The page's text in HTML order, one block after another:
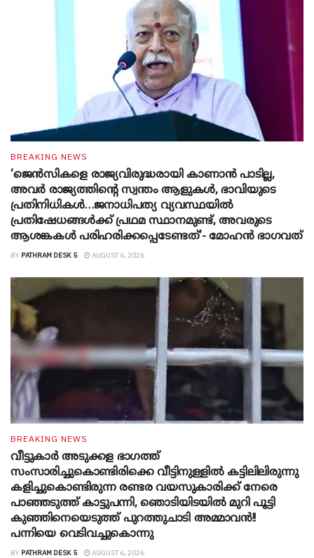
BREAKING NEWS
‘ജെൻസികളെ രാജ്യവിരുദ്ധരായി കാണാൻ പാടില്ല,
അവർ രാജ്യത്തിന്റെ സ്വന്തം ആളുകൾ, ഭാവിയുടെ
പ്രതിനിധികൾ…ജനാധിപത്യ വ്യവസ്ഥയിൽ
പ്രതിഷേധങ്ങൾക്ക് പ്രഥമ സ്ഥാനമുണ്ട്, അവരുടെ
ആശങ്കകൾ പരിഹരിക്കപ്പെടേണ്ടത്’- മോഹൻ ഭാ​ഗവത്
BY PATHRAM DESK 5 AUGUST 6, 2026
BREAKING NEWS
വീട്ടുകാർ അ‌ടുക്കള ഭാ​ഗത്ത്
സംസാരിച്ചുകൊണ്ടിരിക്കെ വീട്ടിനുള്ളിൽ കട്ടിലിലിരുന്നു
കളിച്ചുകൊണ്ടിരുന്ന രണ്ടര വയസുകാരിക്ക് നേരെ
പാഞ്ഞടുത്ത് കാട്ടുപന്നി, ‍ഞൊടിയി‌ടയിൽ മുറി പൂട്ടി
കുഞ്ഞിനെയെടുത്ത് പുറത്തുചാടി അമ്മാവൻ!!
പന്നിയെ വെടിവച്ചുകൊന്നു
BY PATHRAM DESK 5 AUGUST 6, 2026